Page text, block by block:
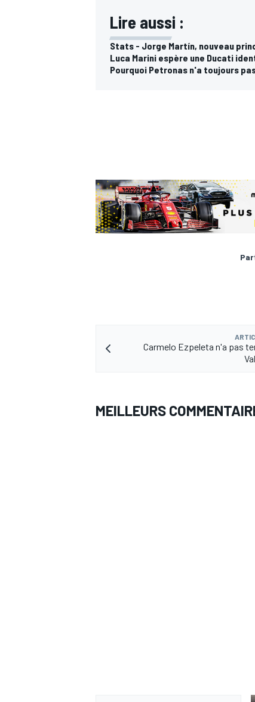
Lire aussi :
Stats - Jorge Martín, nouveau
Luca Marini espère une Ducati
Pourquoi Petronas n'a toujours
Carmelo Ezpeleta n'a pas
MEILLEURS